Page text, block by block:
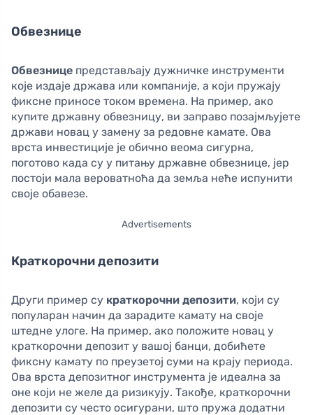
Обвезнице
Обвезнице представљају дужничке инструменти
које издаје држава или компаније, а који пружају
фиксне приносе током времена. На пример, ако
купите државну обвезницу, ви заправо позајмљујете
држави новац у замену за редовне камате. Ова
врста инвестиције је обично веома сигурна,
поготово када су у питању државне обвезнице, јер
постоји мала вероватноћа да земља неће испунити
своје обавезе.
Advertisements
Краткорочни депозити
Други пример су краткорочни депозити, који су
популаран начин да зарадите камату на своје
штедне улоге. На пример, ако положите новац у
краткорочни депозит у вашој банци, добићете
фиксну камату по преузетој суми на крају периода.
Ова врста депозитног инструмента је идеална за
оне који не желе да ризикују. Такође, краткорочни
депозити су често осигурани, што пружа додатни